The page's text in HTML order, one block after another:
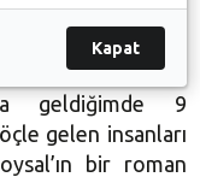
açılış
ilk kadın
Tekin şöyle
geldiğimde 9
gelen insanları
bir roman
Kapat